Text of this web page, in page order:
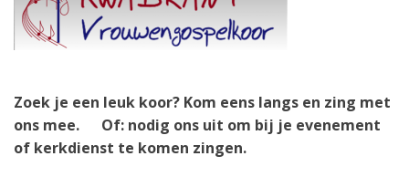
Zoek je een leuk koor? Kom eens langs en zing met
ons mee. Of: nodig ons uit om bij je evenement
of kerkdienst te komen zingen.